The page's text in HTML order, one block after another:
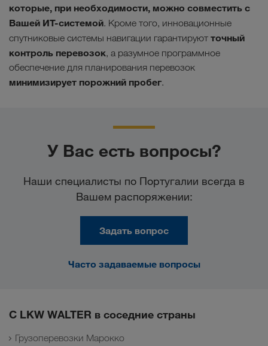
которые, при необходимости, можно совместить с
Вашей ИТ-системой. Кроме того, инновационные
спутниковые системы навигации гарантируют точный
контроль перевозок, а разумное программное
обеспечение для планирования перевозок
минимизирует порожний пробег.
У Вас есть вопросы?
Наши специалисты по Португалии всегда в
Вашем распоряжении:
Задать вопрос
Часто задаваемые вопросы
С LKW WALTER в соседние страны
Грузоперевозки Марокко